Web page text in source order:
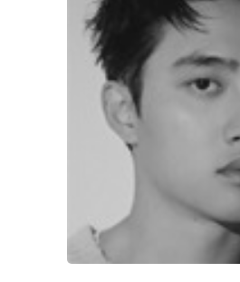
로그램
은 탕
움과
'방 배
련’을
이 시
정‘으
방 앞
러쉬
있고
없는
시작
계속되
점점
크러
화를
도인
해진
패션
'인기
돌 룩